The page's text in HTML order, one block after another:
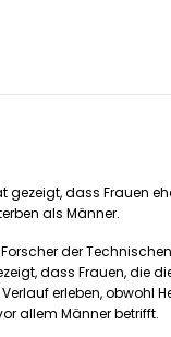
gezeigt, dass Frauen
als Männer.
der
dass Frauen, die
erleben, obwohl
allem Männer betrifft.